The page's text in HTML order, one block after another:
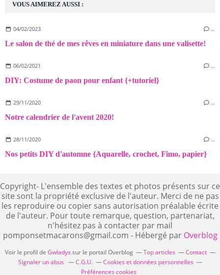
VOUS AIMEREZ AUSSI :
04/02/2023 …
Le salon de thé de mes rêves en miniature dans une valisette!
06/02/2021 …
DIY: Costume de paon pour enfant {+tutoriel}
29/11/2020 …
Notre calendrier de l'avent 2020!
28/11/2020 …
Nos petits DIY d'automne {Aquarelle, crochet, Fimo, papier}
Copyright- L'ensemble des textes et photos présents sur ce
site sont la propriété exclusive de l'auteur. Merci de ne pas
les reproduire ou copier sans autorisation préalable écrite
de l'auteur. Pour toute remarque, question, partenariat,
n'hésitez pas à contacter par mail
pomponsetmacarons@gmail.com - Hébergé par Overblog
Voir le profil de Gwladys sur le portail Overblog Top articles
Contact
Signaler un abus
C.G.U.
Cookies et données personnelles
Préférences cookies